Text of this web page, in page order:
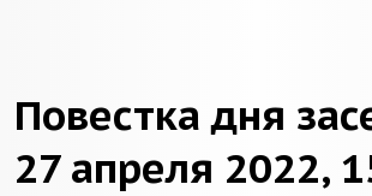
Повестка дня
27 апреля 2022,